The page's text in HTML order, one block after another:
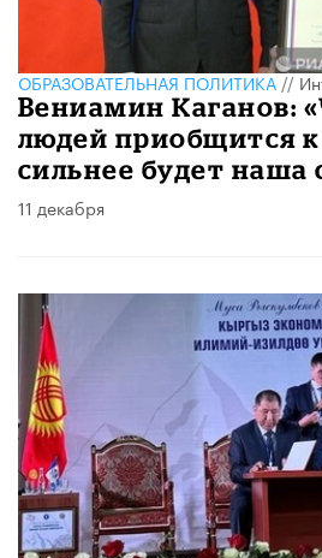
ОБРАЗОВАТЕЛЬНАЯ ПОЛИТИКА//
Вениамин Каганов:
людей приобщится
сильнее будет наша
11 декабря